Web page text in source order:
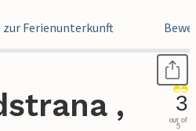
Ferienunterkunft
,
3
out of
5